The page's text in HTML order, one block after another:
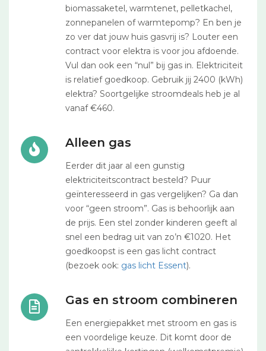
biomassaketel, warmtenet, pelletkachel,
zonnepanelen of warmtepomp? En ben je
zo ver dat jouw huis gasvrij is? Louter een
contract voor elektra is voor jou afdoende.
Vul dan ook een “nul” bij gas in. Elektriciteit
is relatief goedkoop. Gebruik jij 2400 (kWh)
elektra? Soortgelijke stroomdeals heb je al
vanaf €460.
Alleen gas
Eerder dit jaar al een gunstig
elektriciteitscontract besteld? Puur
geïnteresseerd in gas vergelijken? Ga dan
voor “geen stroom”. Gas is behoorlijk aan
de prijs. Een stel zonder kinderen geeft al
snel een bedrag uit van zo’n €1020. Het
goedkoopst is een gas licht contract
(bezoek ook: gas licht Essent).
Gas en stroom combineren
Een energiepakket met stroom en gas is
een voordelige keuze. Dit komt door de